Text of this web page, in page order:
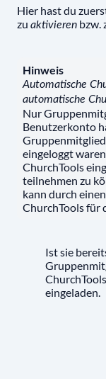
Hier hast du
zu aktivieren bzw.
Hinweis
Automatische
automatische
Nur
Benutzerkonto
eingeloggt
ChurchTools
teilnehmen zu
kann durch
ChurchTools für
Ist sie
eingeladen.